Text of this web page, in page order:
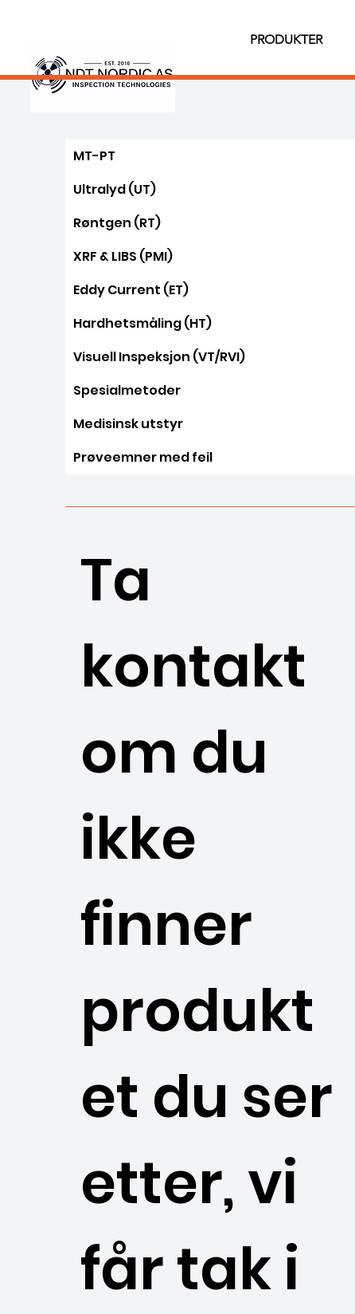
PRODUKTER
MT-PT
Ultralyd (UT)
Røntgen (RT)
XRF & LIBS (PMI)
Eddy Current (ET)
Hardhetsmåling (HT)
Visuell Inspeksjon (VT/RVI)
Spesialmetoder
Medisinsk utstyr
Prøveemner med feil
Ta
kontakt
om du
ikke
finner
produkt
et du ser
etter, vi
får tak i